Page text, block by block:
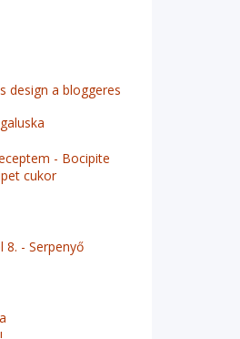
design a bloggeres
- Bocipite
cukor
8. - Serpenyő